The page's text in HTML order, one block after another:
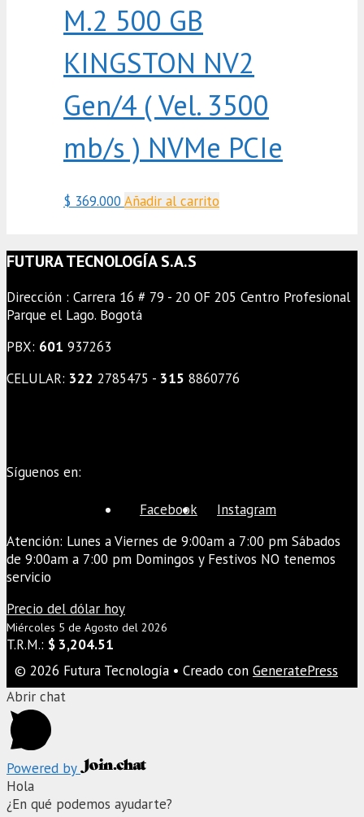
M.2 500 GB
KINGSTON NV2
Gen/4 ( Vel. 3500
mb/s ) NVMe PCIe
$ 369.000 Añadir al carrito
FUTURA TECNOLOGÍA S.A.S
Dirección : Carrera 16 # 79 - 20 OF 205 Centro Profesional
Parque el Lago. Bogotá
PBX: 601 937263
CELULAR: 322 2785475 - 315 8860776
Síguenos en:
Facebook
Instagram
Atención: Lunes a Viernes de 9:00am a 7:00 pm Sábados
de 9:00am a 7:00 pm Domingos y Festivos NO tenemos
servicio
Precio del dólar hoy
Miércoles 5 de Agosto del 2026
T.R.M.: $ 3,204.51
© 2026 Futura Tecnología • Creado con GeneratePress
Abrir chat
Powered by
Hola
¿En qué podemos ayudarte?